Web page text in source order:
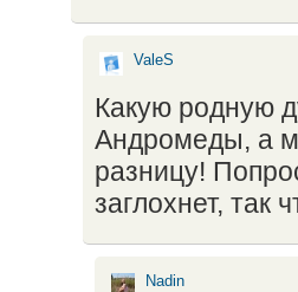
ValeS
Какую родную
Андромеды, а
разницу!
заглохнет, так
Nadin